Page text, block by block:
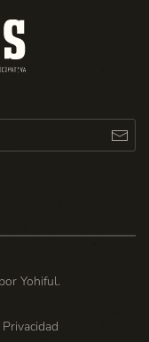
Yohiful.
Privacidad